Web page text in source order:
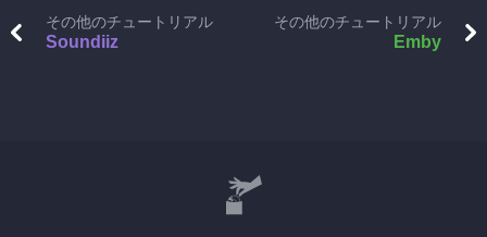
その他のチュートリアル
Soundiiz
その他のチュートリアル
Emby